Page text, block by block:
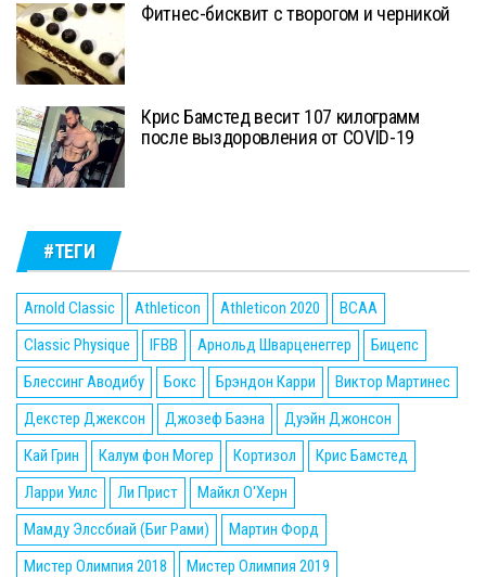
Фитнес-бисквит с творогом и черникой
Крис Бамстед весит 107 килограмм
после выздоровления от COVID-19
#ТЕГИ
Arnold Classic Athleticon Athleticon 2020
BCAA
Classic Physique
IFBB Арнольд Шварценеггер
Бицепс
Блессинг Аводибу
Бокс Брэндон Карри
Виктор Мартинес
Декстер Джексон
Джозеф Баэна
Дуэйн Джонсон
Кай Грин
Калум фон Могер Кортизол
Крис Бамстед
Ларри Уилс
Ли Прист
Майкл О'Херн
Мамду Элссбиай (Биг Рами)
Мартин Форд
Мистер Олимпия 2018
Мистер Олимпия 2019